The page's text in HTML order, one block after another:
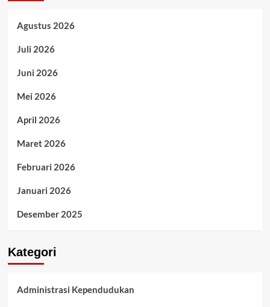
Agustus 2026
Juli 2026
Juni 2026
Mei 2026
April 2026
Maret 2026
Februari 2026
Januari 2026
Desember 2025
Kategori
Administrasi Kependudukan